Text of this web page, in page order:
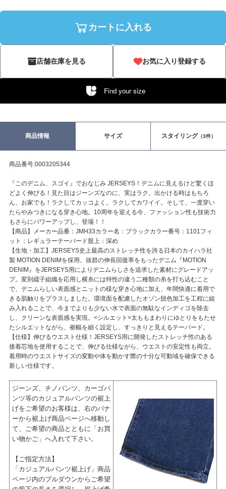
カートに入れる
店舗在庫を見る お気に入り登録する
Find your size
商品情報 サイズ スタイリング（3件）
商品番号:0003205344
『このデニム、スゴイ』でおなじみ JERSEYS！デニムに見えるけど驚くほ
どよく伸びる！見た目はジーンズなのに、実はラク。出かける時はもちろ
ん、お家でも！ラクしてカッコよく。ラクしてカワイイ。そして、一度穿い
たらやみつきになる穿き心地。10周年を迎える今、ファッション性も技術力
もさらにパワーアップし、登場！！
【商品】メーカー品番：JMH33カラー名：ブラックカラー番号：1101フィ
ット：レギュラーテーパード股上：深め
【生地・加工】JERSEYS史上最高のストレッチ性を誇る日本のカイハラ社
製 MOTION DENIMを採用。抜群の伸長回復率をもったデニム『MOTION
DENIM』をJERSEYS用によりデニムらしさを追求した素材にグレードアッ
プ。変則繻子組織を応用し横糸には特性の違う二種類の糸を打ち込むこと
で、デニムらしい表面感とニットの様な穿き心地に加え、年間快適に着用で
きる肌触りをプラスしました。環境面を配慮したオゾン脱色加工を工程に組
み入れることで、今までよりも少ない水で表面の無駄なインディゴを除去
し、クリーンな表面感を実現。<シルエット>太ももまわりにゆとりをもたせ
たシルエットながら、裾幅を細く設定し、すっきりと見えるテーパード。
【仕様】伸びるウエスト仕様！JERSEYS用に開発したストレッチ性のある
接着芯地を使用することで、伸びる仕様ながら、ウエストの安定性も両立。
着用時のウエストサイズの変動や体を動かす際の十分な可動域を確保できる
新しい仕様です。
ジーンズ、チノパンツ、カーゴパ
ンツ等のカジュアルパンツの裾上
げをご希望のお客様は、右のバナ
ーから裾上げ商品ページへ移動し
て、ご希望の商品とともに「お買
い物かご」へ入れて下さい。
【ご指定方法】
「カジュアルパンツ裾上げ」商品
ページ内のプルダウンからご希望